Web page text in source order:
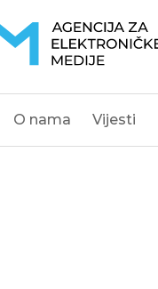
O nama Vijesti